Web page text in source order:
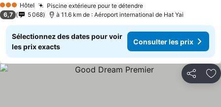
3 ÉtoilesHôtel Piscine extérieure pour te détendre
6,7 5 068 à 11.6 km de : Aéroport international de Hat Yai
Sélectionnez des dates pour voir
les prix exacts
Consulter les prix
Partager